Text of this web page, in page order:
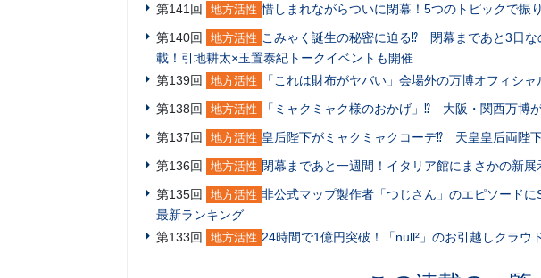
第141回
地方活性 惜しまれながらついに閉幕！5つのトピックで振
第140回
地方活性 こみゃく誕生の秘密に迫る⁉ 閉幕まであと3日
載！引地耕太×玉置泰紀トークイベントも開催
第139回
地方活性
「これは財布がヤバい」会場外の万博オフィシ
第138回
地方活性
「ミャクミャク様のおかげ」⁉ 大阪・関西万博
第137回
地方活性 皇后陛下がミャクミャクコーデ⁉ 天皇皇后両陛
第136回
地方活性 閉幕まであと一週間！イタリア館にまさかの新
第135回
地方活性 非公式マップ製作者「つじさん」のエピソード
最新ランキング
第133回
地方活性 24時間で1億円突破！「null²」のお引越しクラウ